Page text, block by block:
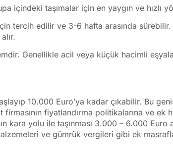
içindeki taşımalar için en yaygın ve hızlı
tercih edilir ve 3-6 hafta arasında sürebilir.
Genellikle acil veya küçük hacimli
10.000 Euro’ya kadar çıkabilir. Bu
fiyatlandırma politikalarına ve ek
kara yolu ile taşınması 3.000 – 6.000 Euro
ve gümrük vergileri gibi ek